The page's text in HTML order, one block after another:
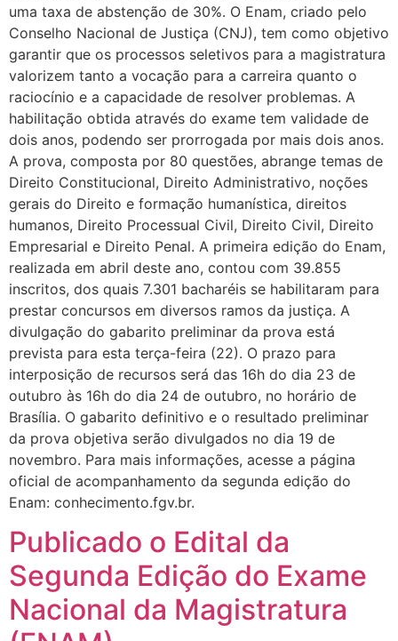
uma taxa de abstenção de 30%. O Enam, criado pelo
Conselho Nacional de Justiça (CNJ), tem como objetivo
garantir que os processos seletivos para a magistratura
valorizem tanto a vocação para a carreira quanto o
raciocínio e a capacidade de resolver problemas. A
habilitação obtida através do exame tem validade de
dois anos, podendo ser prorrogada por mais dois anos.
A prova, composta por 80 questões, abrange temas de
Direito Constitucional, Direito Administrativo, noções
gerais do Direito e formação humanística, direitos
humanos, Direito Processual Civil, Direito Civil, Direito
Empresarial e Direito Penal. A primeira edição do Enam,
realizada em abril deste ano, contou com 39.855
inscritos, dos quais 7.301 bacharéis se habilitaram para
prestar concursos em diversos ramos da justiça. A
divulgação do gabarito preliminar da prova está
prevista para esta terça-feira (22). O prazo para
interposição de recursos será das 16h do dia 23 de
outubro às 16h do dia 24 de outubro, no horário de
Brasília. O gabarito definitivo e o resultado preliminar
da prova objetiva serão divulgados no dia 19 de
novembro. Para mais informações, acesse a página
oficial de acompanhamento da segunda edição do
Enam: conhecimento.fgv.br.
Publicado o Edital da
Segunda Edição do Exame
Nacional da Magistratura